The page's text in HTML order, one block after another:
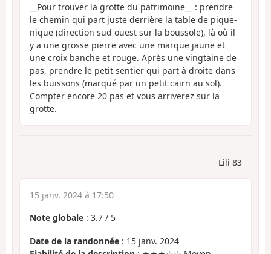
__Pour trouver la grotte du patrimoine __ : prendre
le chemin qui part juste derrière la table de pique-
nique (direction sud ouest sur la boussole), là où il
y a une grosse pierre avec une marque jaune et
une croix banche et rouge. Après une vingtaine de
pas, prendre le petit sentier qui part à droite dans
les buissons (marqué par un petit cairn au sol).
Compter encore 20 pas et vous arriverez sur la
grotte.
Lili 83
15 janv. 2024 à 17:50
Note globale : 3.7 / 5
Date de la randonnée : 15 janv. 2024